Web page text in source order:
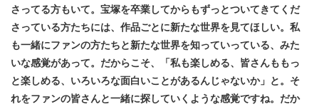
さってる方もいて。宝塚を卒業してからもずっとついてきてくだ
さっている方たちには、作品ごとに新たな世界を見てほしい。私
も一緒にファンの方たちと新たな世界を知っていっている、みた
いな感覚があって。だからこそ、「私も楽しめる、皆さんももっ
と楽しめる、いろいろな面白いことがあるんじゃないか」と。そ
れをファンの皆さんと一緒に探していくような感覚ですね。だか